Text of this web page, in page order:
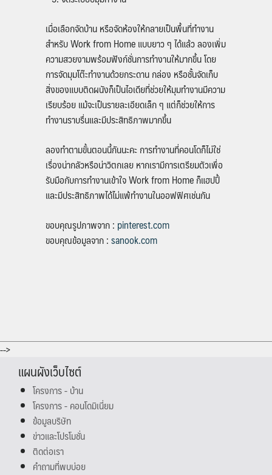
เมื่อเลือกจัดบ้าน หรือจัดห้องให้กลายเป็นพื้นที่ทำงาน
สำหรับWork from Homeแบบยาว ๆ ได้แล้ว ลองเพิ่ม
ความสวยงามพร้อมฟังก์ชั่นการทำงานให้มากขึ้น โดย
การจัดมุมโต๊ะทำงานด้วยกระดาน กล่อง หรือชั้นจัดเก็บ
สิ่งของแบบติดผนังก็เป็นไอเดียที่ช่วยให้มุมทำงานมีความ
เรียบร้อย แม้จะเป็นรายละเอียดเล็ก ๆ แต่ก็ช่วยให้การ
ทำงานราบรื่นและมีประสิทธิภาพมากขึ้น
ลองทำตามขั้นตอนนี้กันนะคะ การทำงานที่คอนโดก็ไม่ใช่
เรื่องน่ากลัวหรือน่าวิตกเลย หากเรามีการเตรียมตัวเพื่อ
รับมือกับการทำงานเข้าใจWork from Homeก็แฮปปี้
และมีประสิทธิภาพได้ไม่แพ้ทำงานในออฟฟิศเช่นกัน
ขอบคุณรูปภาพจาก : pinterest.com
ขอบคุณข้อมูลจาก :sanook.com
-->
แผนผังเว็บไซต์
โครงการ - บ้าน
โครงการ - คอนโดมิเนี่ยม
ข้อมูลบริษัท
ข่าวและโปรโมชั่น
ติดต่อเรา
คำถามที่พบบ่อย